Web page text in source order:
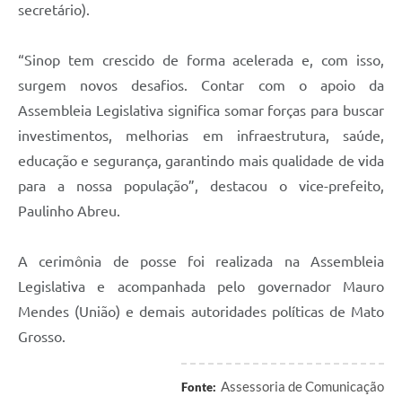
secretário).
“Sinop tem crescido de forma acelerada e, com isso,
surgem novos desafios. Contar com o apoio da
Assembleia Legislativa significa somar forças para buscar
investimentos, melhorias em infraestrutura, saúde,
educação e segurança, garantindo mais qualidade de vida
para a nossa população”, destacou o vice-prefeito,
Paulinho Abreu.
A cerimônia de posse foi realizada na Assembleia
Legislativa e acompanhada pelo governador Mauro
Mendes (União) e demais autoridades políticas de Mato
Grosso.
Fonte: Assessoria de Comunicação